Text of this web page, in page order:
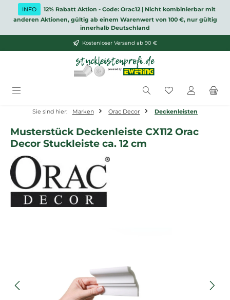
Zum Hauptinhalt springen
INFO
12% Rabatt Aktion - Code: Orac12 | Nicht kombinierbar mit
anderen Aktionen, gültig ab einem Warenwert von 100 €, nur gültig
innerhalb Deutschland
Kostenloser Versand ab 90 €
Du hast 0
Sie sind hier: Marken Orac Decor Deckenleisten
Musterstück Deckenleiste CX112 Orac
Decor Stuckleiste ca. 12 cm